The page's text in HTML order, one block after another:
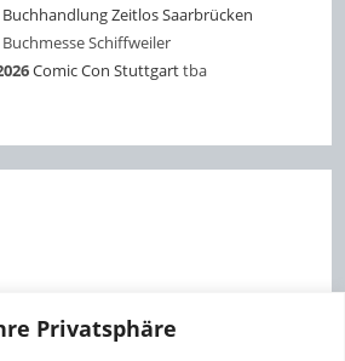
Privatsphäre
Buchhandlung Zeitlos Saarbrücken
Buchmesse Schiffweiler
Comic Con Stuttgarttba